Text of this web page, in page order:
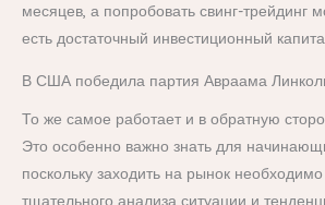
месяцев, а попробовать свинг-трейдинг
есть достаточный инвестиционный
В США победила партия Авраама
То же самое работает и в обратную
Это особенно важно знать для
поскольку заходить на рынок
тщательного анализа ситуации и